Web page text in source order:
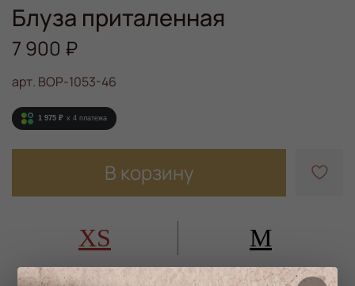
арт. BOP-1053-46
Блуза приталенная
7 900 ₽
1 975 ₽ x 4 платежа
В корзину
XS M